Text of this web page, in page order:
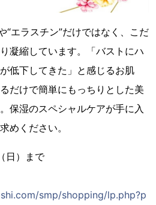
“エラスチン”だけではなく、こだ
凝縮しています。「バストにハ
低下してきた」と感じるお肌
だけで簡単にもっちりとした美
保湿のスペシャルケアが手に入
めください。
日）まで
smp/shopping/lp.php?p